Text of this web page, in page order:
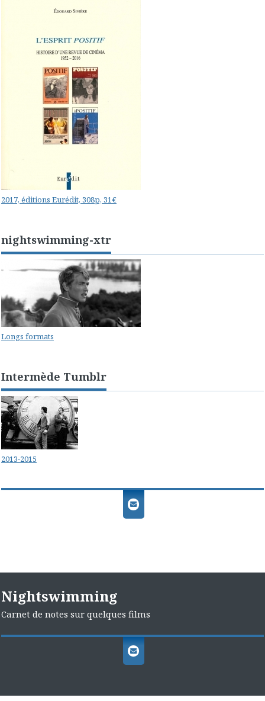
2017, éditions Eurédit, 308p, 31€
nightswimming-xtr
Longs formats
Intermède Tumblr
2013-2015
Nightswimming
Carnet de notes sur quelques films